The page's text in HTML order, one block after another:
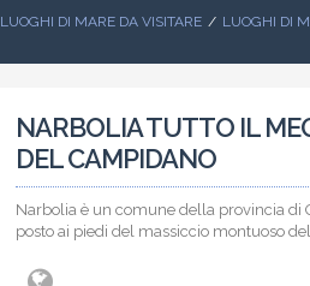
LUOGHI DI MARE DA VISITARE LUOGHI DI
NARBOLIA TUTTO IL
DEL CAMPIDANO
Narbolia è un comune della provincia di
posto ai piedi del massiccio montuoso